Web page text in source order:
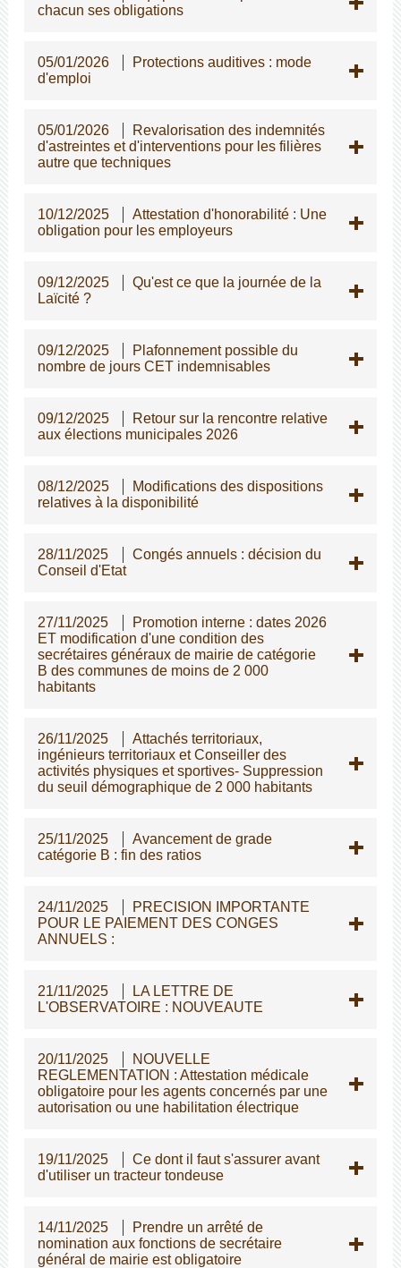
chacun ses obligations
05/01/2026
Protections auditives : mode
d'emploi
05/01/2026
Revalorisation des indemnités
d'astreintes et d'interventions pour les filières
autre que techniques
10/12/2025
Attestation d'honorabilité : Une
obligation pour les employeurs
09/12/2025
Qu'est ce que la journée de la
Laïcité ?
09/12/2025
Plafonnement possible du
nombre de jours CET indemnisables
09/12/2025
Retour sur la rencontre relative
aux élections municipales 2026
08/12/2025
Modifications des dispositions
relatives à la disponibilité
28/11/2025
Congés annuels : décision du
Conseil d'Etat
27/11/2025
Promotion interne : dates 2026
ET modification d'une condition des
secrétaires généraux de mairie de catégorie
B des communes de moins de 2 000
habitants
26/11/2025
Attachés territoriaux,
ingénieurs territoriaux et Conseiller des
activités physiques et sportives- Suppression
du seuil démographique de 2 000 habitants
25/11/2025
Avancement de grade
catégorie B : fin des ratios
24/11/2025
PRECISION IMPORTANTE
POUR LE PAIEMENT DES CONGES
ANNUELS :
21/11/2025
LA LETTRE DE
L'OBSERVATOIRE : NOUVEAUTE
20/11/2025
NOUVELLE
REGLEMENTATION : Attestation médicale
obligatoire pour les agents concernés par une
autorisation ou une habilitation électrique
19/11/2025
Ce dont il faut s'assurer avant
d'utiliser un tracteur tondeuse
14/11/2025
Prendre un arrêté de
nomination aux fonctions de secrétaire
général de mairie est obligatoire